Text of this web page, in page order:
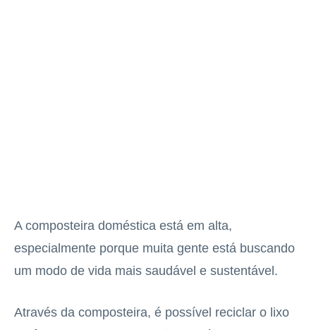
A composteira doméstica está em alta,
especialmente porque muita gente está buscando
um modo de vida mais saudável e sustentável.
Através da composteira, é possível reciclar o lixo